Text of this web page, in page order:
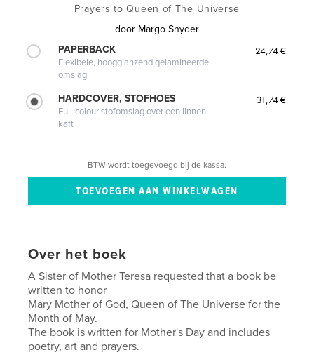
Prayers to Queen of The Universe
door Margo Snyder
PAPERBACK
Flexibele, hoogglanzend gelamineerde
omslag
24,74 €
HARDCOVER, STOFHOES
Full-colour stofomslag over een linnen
kaft
31,74 €
BTW wordt toegevoegd bij de kassa.
Over het boek
A Sister of Mother Teresa requested that a book be
written to honor
Mary Mother of God, Queen of The Universe for the
Month of May.
The book is written for Mother's Day and includes
poetry, art and prayers.